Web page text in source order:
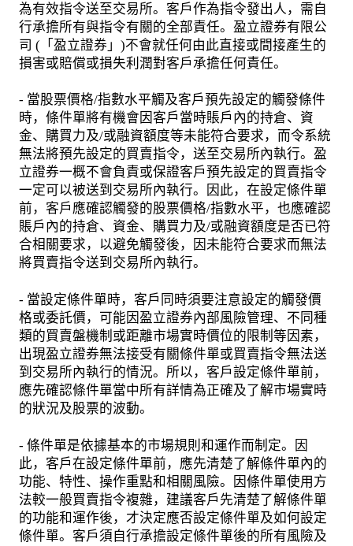
為有效指令送至交易所。客戶作為指令發出人，需自
行承擔所有與指令有關的全部責任。盈立證券有限公
司 (「盈立證券」)不會就任何由此直接或間接產生的
損害或賠償或損失利潤對客戶承擔任何責任。
- 當股票價格/指數水平觸及客戶預先設定的觸發條件
時，條件單將有機會因客戶當時賬戶內的持倉、資
金、購買力及/或融資額度等未能符合要求，而令系統
無法將預先設定的買賣指令，送至交易所內執行。盈
立證券一概不會負責或保證客戶預先設定的買賣指令
一定可以被送到交易所內執行。因此，在設定條件單
前，客戶應確認觸發的股票價格/指數水平，也應確認
賬戶內的持倉、資金、購買力及/或融資額度是否已符
合相關要求，以避免觸發後，因未能符合要求而無法
將買賣指令送到交易所內執行。
- 當設定條件單時，客戶同時須要注意設定的觸發價
格或委託價，可能因盈立證券內部風險管理、不同種
類的買賣盤機制或距離市場實時價位的限制等因素，
出現盈立證券無法接受有關條件單或買賣指令無法送
到交易所內執行的情況。所以，客戶設定條件單前，
應先確認條件單當中所有詳情為正確及了解市場實時
的狀況及股票的波動。
- 條件單是依據基本的市場規則和運作而制定。因
此，客戶在設定條件單前，應先清楚了解條件單內的
功能、特性、操作重點和相關風險。因條件單使用方
法較一般買賣指令複雜，建議客戶先清楚了解條件單
的功能和運作後，才決定應否設定條件單及如何設定
條件單。客戶須自行承擔設定條件單後的所有風險及